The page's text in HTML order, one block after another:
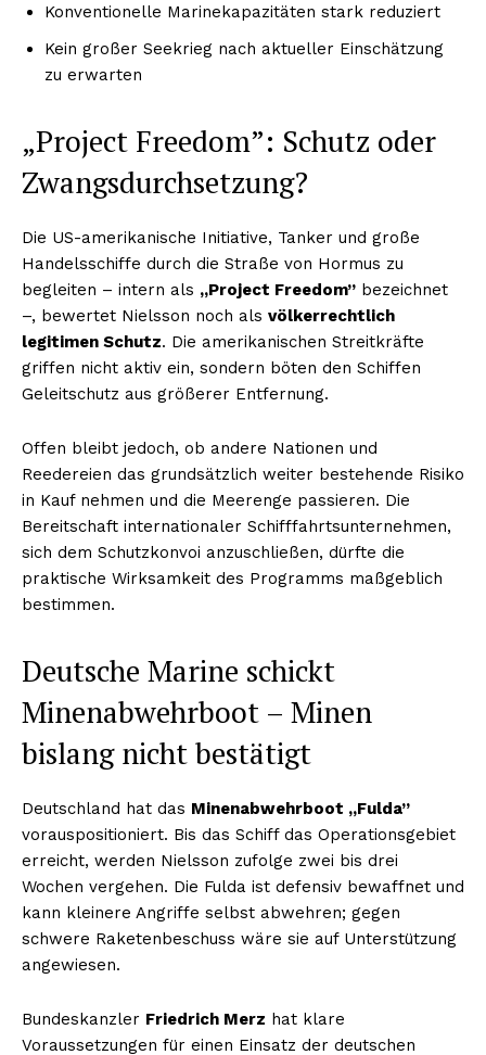
Konventionelle Marinekapazitäten stark reduziert
Kein großer Seekrieg nach aktueller Einschätzung
zu erwarten
„Project Freedom”: Schutz oder
Zwangsdurchsetzung?
Die US-amerikanische Initiative, Tanker und große
Handelsschiffe durch die Straße von Hormus zu
begleiten – intern als „Project Freedom” bezeichnet
–, bewertet Nielsson noch als völkerrechtlich
legitimen Schutz. Die amerikanischen Streitkräfte
griffen nicht aktiv ein, sondern böten den Schiffen
Geleitschutz aus größerer Entfernung.
Offen bleibt jedoch, ob andere Nationen und
Reedereien das grundsätzlich weiter bestehende Risiko
in Kauf nehmen und die Meerenge passieren. Die
Bereitschaft internationaler Schifffahrtsunternehmen,
sich dem Schutzkonvoi anzuschließen, dürfte die
praktische Wirksamkeit des Programms maßgeblich
bestimmen.
Deutsche Marine schickt
Minenabwehrboot – Minen
bislang nicht bestätigt
Deutschland hat das Minenabwehrboot „Fulda”
vorauspositioniert. Bis das Schiff das Operationsgebiet
erreicht, werden Nielsson zufolge zwei bis drei
Wochen vergehen. Die Fulda ist defensiv bewaffnet und
kann kleinere Angriffe selbst abwehren; gegen
schwere Raketenbeschuss wäre sie auf Unterstützung
angewiesen.
Bundeskanzler Friedrich Merz hat klare
Voraussetzungen für einen Einsatz der deutschen